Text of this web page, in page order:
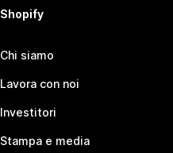
Shopify
Chi siamo
Lavora con noi
Investitori
Stampa e media